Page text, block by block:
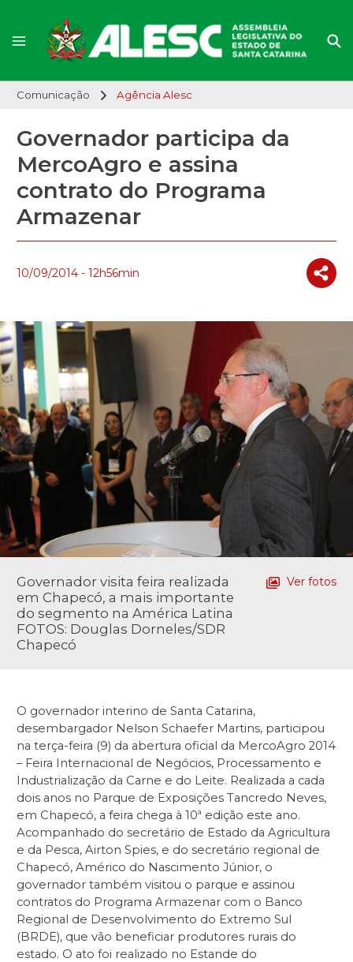
Comunicação Agência Alesc
Governador participa da
MercoAgro e assina
contrato do Programa
Armazenar
10/09/2014 - 12h56min
Governador visita feira realizada
em Chapecó, a mais importante
do segmento na América Latina
FOTOS: Douglas Dorneles/SDR
Chapecó
Ver fotos
O governador interino de Santa Catarina,
desembargador Nelson Schaefer Martins, participou
na terça-feira (9) da abertura oficial da MercoAgro 2014
– Feira Internacional de Negócios, Processamento e
Industrialização da Carne e do Leite. Realizada a cada
dois anos no Parque de Exposições Tancredo Neves,
em Chapecó, a feira chega à 10ª edição este ano.
Acompanhado do secretário de Estado da Agricultura
e da Pesca, Airton Spies, e do secretário regional de
Chapecó, Américo do Nascimento Júnior, o
governador também visitou o parque e assinou
contratos do Programa Armazenar com o Banco
Regional de Desenvolvimento do Extremo Sul
(BRDE), que vão beneficiar produtores rurais do
estado. O ato foi realizado no Estande do